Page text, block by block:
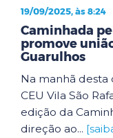
19/09/2025, às 8:24
Caminhada
promove
Guarulhos
Na manhã desta
CEU Vila São
edição da
direção ao...